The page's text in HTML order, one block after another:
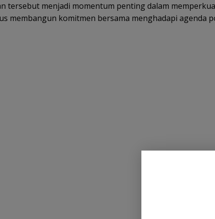
tersebut menjadi momentum penting dalam
membangun komitmen bersama menghadapi agenda